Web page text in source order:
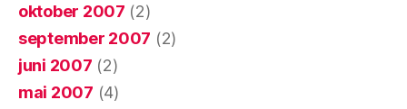
oktober 2007 (2)
september 2007 (2)
juni 2007 (2)
mai 2007 (4)